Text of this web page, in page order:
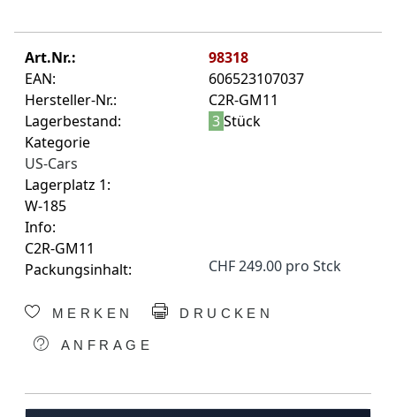
Art.Nr.:
98318
EAN:
606523107037
Hersteller-Nr.:
C2R-GM11
Lagerbestand:
3Stück
Kategorie
US-Cars
Lagerplatz 1:
W-185
Info:
C2R-GM11
Packungsinhalt:
CHF 249.00 pro Stck
MERKEN DRUCKEN
ANFRAGE